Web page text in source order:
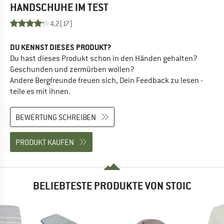
HANDSCHUHEIM TEST
4,2(17)
DU KENNST DIESES PRODUKT?
Du hast dieses Produkt schon in den Händen gehalten?
Geschunden und zermürben wollen?
Andere Bergfreunde freuen sich, Dein Feedback zu lesen -
teile es mit ihnen.
BEWERTUNG SCHREIBEN
PRODUKT KAUFEN
BELIEBTESTE PRODUKTE VON STOIC